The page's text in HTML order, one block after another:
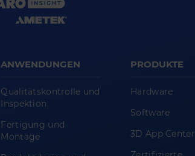
ANWENDUNGEN
Qualitätskontrolle und
Inspektion
Fertigung und
Montage
PRODUKTE
Hardware
Software
3D App Center